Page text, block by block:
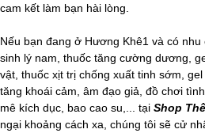
cam kết làm bạn hài lòng.
Nếu bạn đang ở Hương Khê1 và có
sinh lý nam, thuốc tăng cường dương,
vật, thuốc xịt trị chống xuất tinh sớm,
tăng khoái cảm, âm đạo giả , đồ chơi
mê kích dục, bao cao su,... tại Shop
ngại khoảng cách xa, chúng tôi sẽ cử